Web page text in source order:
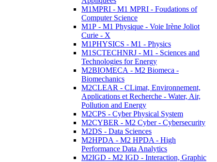
M1MPRI - M1 MPRI - Foudations of
Computer Science
M1P - M1 Physique - Voie Irène Joliot
Curie - X
M1PHYSICS - M1 - Physics
M1SCTECHNRJ - M1 - Sciences and
Technologies for Energy
M2BIOMECA - M2 Biomeca -
Biomechanics
M2CLEAR - CLimat, Environnement,
Applications et Recherche - Water, Air,
Pollution and Energy
M2CPS - Cyber Physical System
M2CYBER - M2 Cyber - Cybersecurity
M2DS - Data Sciences
M2HPDA - M2 HPDA - High
Performance Data Analytics
M2IGD - M2 IGD - Interaction, Graphic